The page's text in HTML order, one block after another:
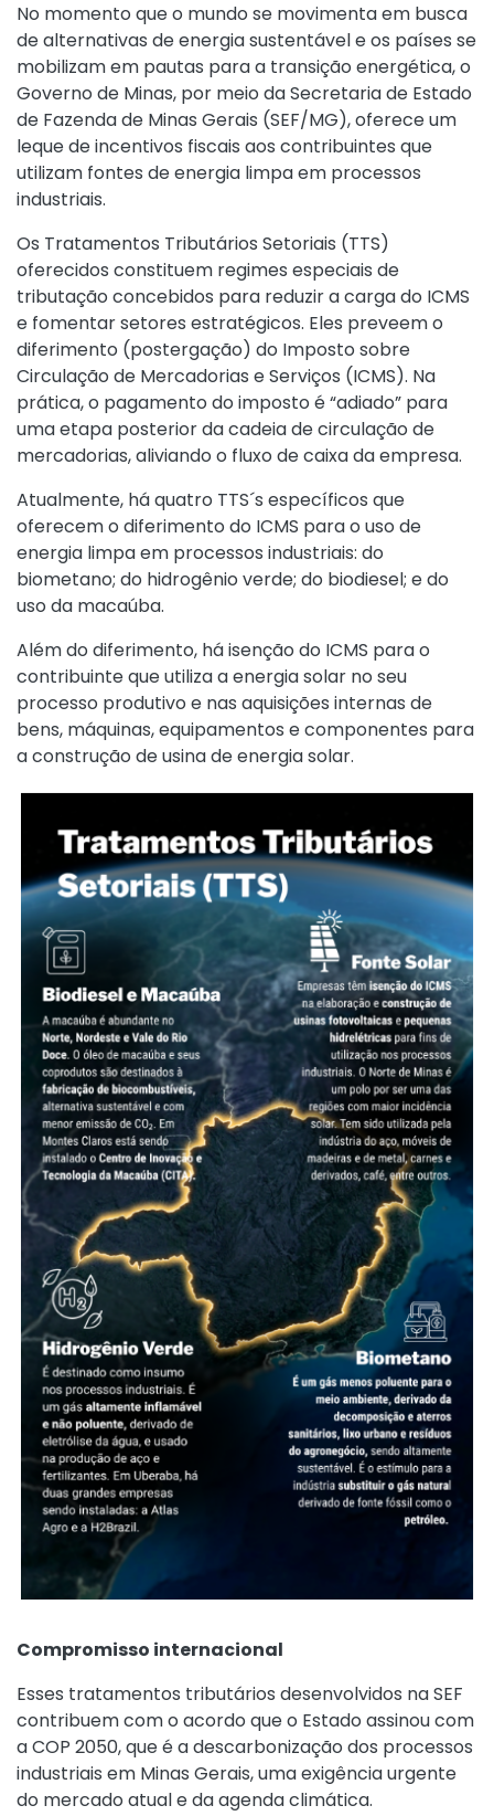
No momento que o mundo se movimenta em busca
de alternativas de energia sustentável e os países se
mobilizam em pautas para a transição energética, o
Governo de Minas, por meio da Secretaria de Estado
de Fazenda de Minas Gerais (SEF/MG), oferece um
leque de incentivos fiscais aos contribuintes que
utilizam fontes de energia limpa em processos
industriais.
Os Tratamentos Tributários Setoriais (TTS)
oferecidos constituem regimes especiais de
tributação concebidos para reduzir a carga do ICMS
e fomentar setores estratégicos. Eles preveem o
diferimento (postergação) do Imposto sobre
Circulação de Mercadorias e Serviços (ICMS). Na
prática, o pagamento do imposto é “adiado” para
uma etapa posterior da cadeia de circulação de
mercadorias, aliviando o fluxo de caixa da empresa.
Atualmente, há quatro TTS´s específicos que
oferecem o diferimento do ICMS para o uso de
energia limpa em processos industriais: do
biometano; do hidrogênio verde; do biodiesel; e do
uso da macaúba.
Além do diferimento, há isenção do ICMS para o
contribuinte que utiliza a energia solar no seu
processo produtivo e nas aquisições internas de
bens, máquinas, equipamentos e componentes para
a construção de usina de energia solar.
Compromisso internacional
Esses tratamentos tributários desenvolvidos na SEF
contribuem com o acordo que o Estado assinou com
a COP 2050, que é a descarbonização dos processos
industriais em Minas Gerais, uma exigência urgente
do mercado atual e da agenda climática.